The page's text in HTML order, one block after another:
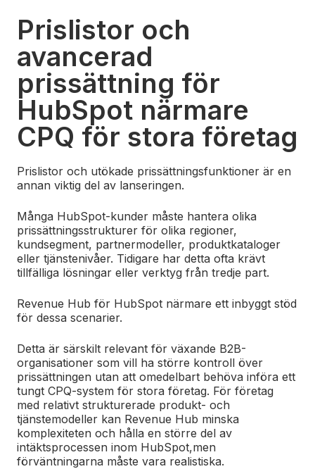
Prislistor och
avancerad
prissättning för
HubSpot närmare
CPQ för stora företag
Prislistor och utökade prissättningsfunktioner är en
annan viktig del av lanseringen.
Många HubSpot-kunder måste hantera olika
prissättningsstrukturer för olika regioner,
kundsegment, partnermodeller, produktkataloger
eller tjänstenivåer. Tidigare har detta ofta krävt
tillfälliga lösningar eller verktyg från tredje part.
Revenue Hub för HubSpot närmare ett inbyggt stöd
för dessa scenarier.
Detta är särskilt relevant för växande B2B-
organisationer som vill ha större kontroll över
prissättningen utan att omedelbart behöva införa ett
tungt CPQ-system för stora företag. För företag
med relativt strukturerade produkt- och
tjänstemodeller kan Revenue Hub minska
komplexiteten och hålla en större del av
intäktsprocessen inom HubSpot,men
förväntningarna måste vara realistiska.